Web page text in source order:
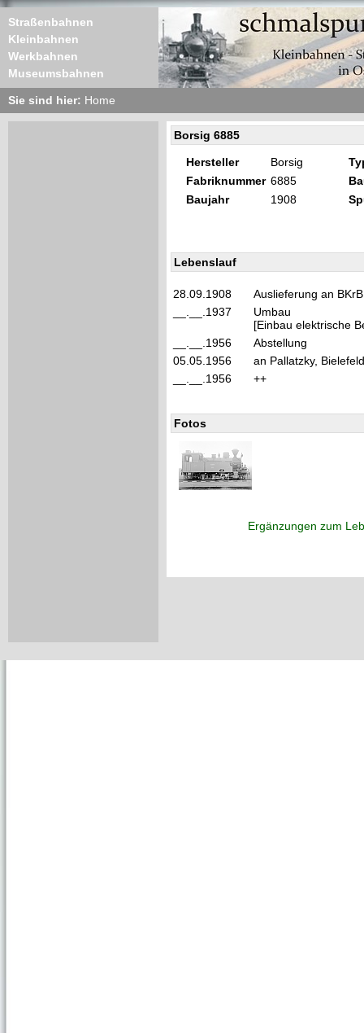
Straßenbahnen
Kleinbahnen
Werkbahnen
Museumsbahnen
Sie sind hier: Home
Borsig 6885
Hersteller Borsig
Fabriknummer 6885
Baujahr
1908
Lebenslauf
28.09.1908
Auslieferung an
__.__.1937
Umbau
[Einbau elektrische
__.__.1956
Abstellung
05.05.1956
an Pallatzky,
__.__.1956
++
Fotos
Ergänzungen zum